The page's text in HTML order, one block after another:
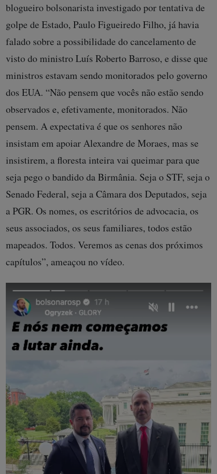
blogueiro bolsonarista investigado por tentativa de
golpe de Estado, Paulo Figueiredo Filho, já havia
falado sobre a possibilidade do cancelamento de
visto do ministro Luís Roberto Barroso, e disse que
ministros estavam sendo monitorados pelo governo
dos EUA. “Não pensem que vocês não estão sendo
observados e, efetivamente, monitorados. Não
pensem. A expectativa é que os senhores não
insistam em apoiar Alexandre de Moraes, mas se
insistirem, a floresta inteira vai queimar para que
seja pego o bandido da Birmânia. Seja o STF, seja o
Senado Federal, seja a Câmara dos Deputados, seja
a PGR. Os nomes, os escritórios de advocacia, os
seus associados, os seus familiares, todos estão
mapeados. Todos. Veremos as cenas dos próximos
capítulos”, ameaçou no vídeo.